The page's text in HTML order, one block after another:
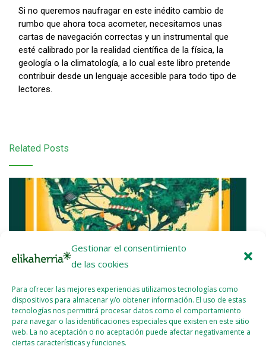
Gestionar el consentimiento
de las cookies
Para ofrecer las mejores experiencias utilizamos tecnologías como
dispositivos para almacenar y/o obtener información. El uso de estas
tecnologías nos permitirá procesar datos como el comportamiento
para navegar o las identificaciones especiales que existen en este sitio
web. La no aceptación o no aceptación puede afectar negativamente a
ciertas características y funciones.
Si no queremos naufragar en este inédito cambio de
rumbo que ahora toca acometer, necesitamos unas
cartas de navegación correctas y un instrumental que
esté calibrado por la realidad científica de la física, la
geología o la climatología, a lo cual este libro pretende
contribuir desde un lenguaje accesible para todo tipo de
lectores.
Related Posts